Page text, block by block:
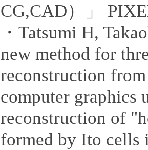
CG,CAD）」
・Tatsumi H,
new method for
reconstruction
computer graphics
reconstruction of
formed by Ito cells